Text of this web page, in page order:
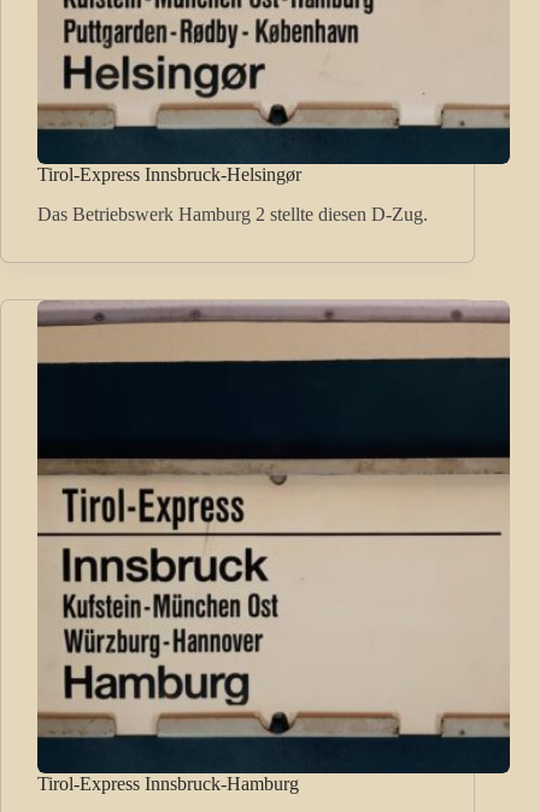
Tirol-Express Innsbruck-Helsingør
Das Betriebswerk Hamburg 2 stellte diesen D-Zug.
Tirol-Express Innsbruck-Hamburg